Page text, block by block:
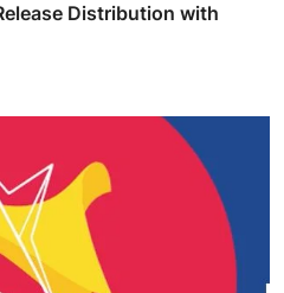
Distribution with